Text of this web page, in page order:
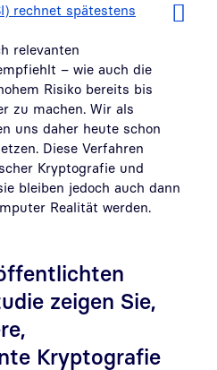
rechnet spätestens
relevanten
– wie auch die
Risiko bereits bis
zu machen. Wir als
uns daher heute schon
Diese Verfahren
Kryptografie und
bleiben jedoch auch dann
Realität werden.
zeigen Sie,
Kryptografie